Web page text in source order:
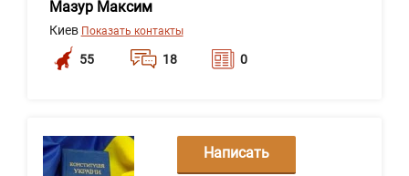
Мазур Максим
Киев Показать контакты
55 18 0
Написать